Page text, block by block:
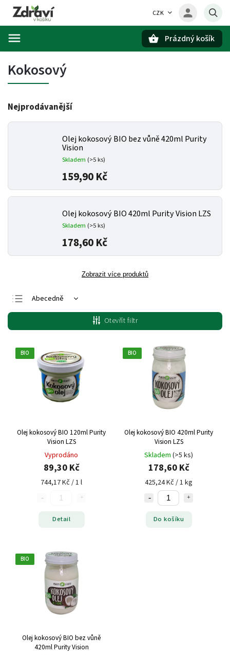
CZK
Prázdný košík
Kokosový
Nejprodávanější
Olej kokosový BIO bez vůně 420ml Purity
Vision
Skladem (>5 ks)
159,90 Kč
Olej kokosový BIO 420ml Purity Vision LZS
Skladem (>5 ks)
178,60 Kč
Zobrazit více produktů
Abecedně
Nejlevnější
Nejdražší
Nejprodávanější
Otevřít filtr
BIO
Olej kokosový BIO 120ml Purity
Vision LZS
Vyprodáno
89,30 Kč
744,17 Kč / 1 l
Detail
BIO
Olej kokosový BIO 420ml Purity
Vision LZS
Skladem (>5 ks)
178,60 Kč
425,24 Kč / 1 kg
Do košíku
BIO
Olej kokosový BIO bez vůně
420ml Purity Vision